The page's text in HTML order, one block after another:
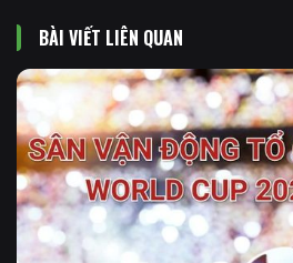
BÀI VIẾT LIÊN QUAN